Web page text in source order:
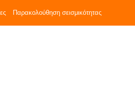
Παρακολούθηση σεισμικότητας